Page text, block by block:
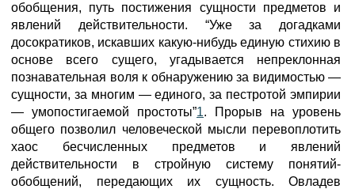
обобщения, путь постижения сущности предметов и
явлений действительности. “Уже за догадками
досократиков, искавших какую-нибудь единую стихию в
основе всего сущего, угадывается непреклонная
познавательная воля к обнаружению за видимостью —
сущности, за многим — единого, за пестротой эмпирии
— умопостигаемой простоты”1. Прорыв на уровень
общего позволил человеческой мысли перевоплотить
хаос бесчисленных предметов и явлений
действительности в стройную систему понятий-
обобщений, передающих их сущность. Овладев